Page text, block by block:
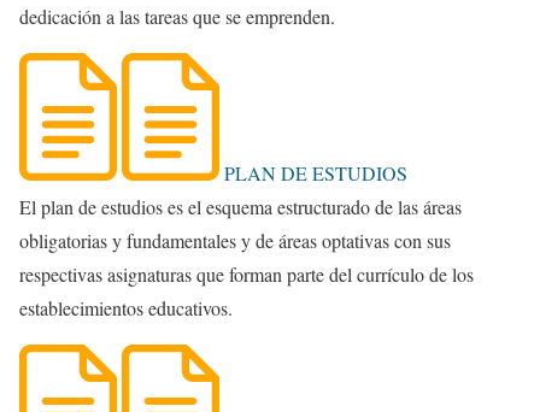
dedicación a las tareas que se emprenden.
PLAN DE ESTUDIOS
El plan de estudios es el esquema estructurado de las áreas
obligatorias y fundamentales y de áreas optativas con sus
respectivas asignaturas que forman parte del currículo de los
establecimientos educativos.